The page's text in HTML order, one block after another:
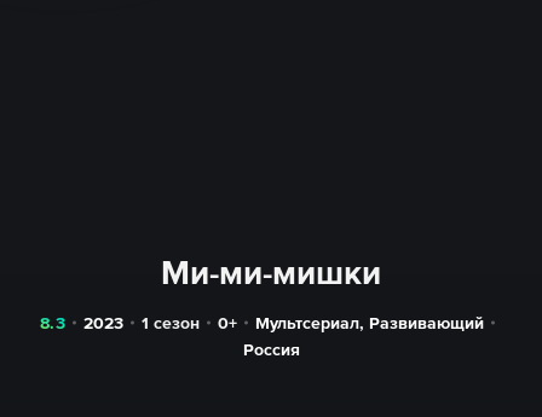
Ми-ми-мишки
8.3 2023 1 сезон 0+ Мультсериал, Развивающий
Россия